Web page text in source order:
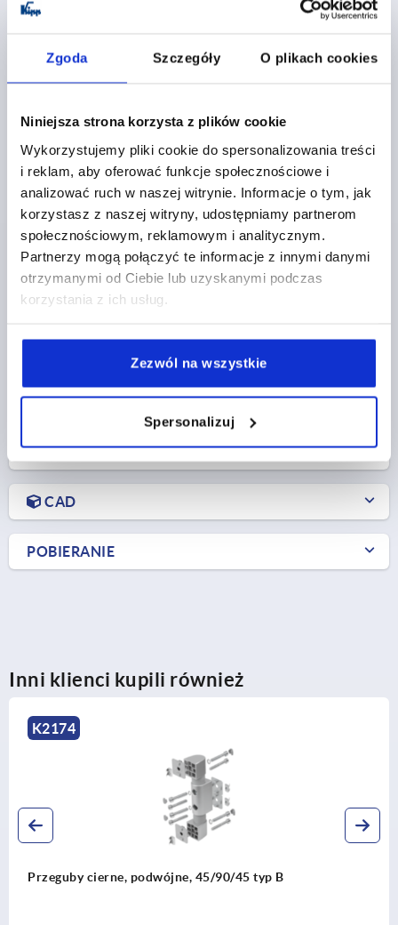
Zgoda Szczegóły O plikach cookies
Niniejsza strona korzysta z plików cookie
Wykorzystujemy pliki cookie do spersonalizowania treści
i reklam, aby oferować funkcje społecznościowe i
analizować ruch w naszej witrynie. Informacje o tym, jak
korzystasz z naszej witryny, udostępniamy partnerom
społecznościowym, reklamowym i analitycznym.
Partnerzy mogą połączyć te informacje z innymi danymi
otrzymanymi od Ciebie lub uzyskanymi podczas
korzystania z ich usług.
Zezwól na wszystkie
Spersonalizuj
K1049 B
KATOWNIK ZACISKOWY Z REKOJESCIA NASTAWNA
D1=M08 36X32X36, FORMA:B, TYP I, BN=8
DLA ROWKA=8 D=9 DŁUGOŚĆ=36 TYP=I
FORMA=B
WERSJA 1=Z RĘKOJEŚCIĄ NASTAWNĄ
A=20
A1=9
A2=4
A3=7,5 SZEROKOŚĆ=32
GWINT=M8
WYSOKOŚĆ=36
L1=18 L2=65 T=6
Nr zamówienia:
SZCZEGÓŁY PRODUKTU
CAD
POBIERANIE
Inni klienci kupili również
90/45 typ B Elementy kątowe T1 typ I